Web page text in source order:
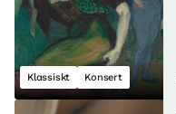
Klassiskt Konsert